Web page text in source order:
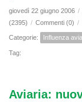
giovedì 22 giugno 2006 /
(2395) / Commenti (0) /
Categorie: Influenza
Tag:
Aviaria: